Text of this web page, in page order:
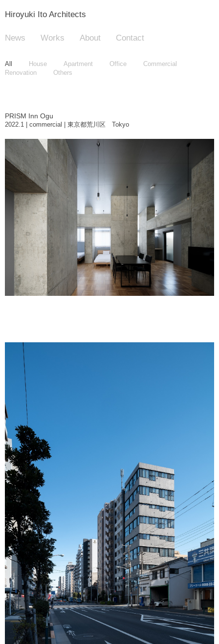
Hiroyuki Ito Architects
News Works About Contact
All House Apartment Office
Commercial
Renovation
Others
PRISM Inn Ogu
2022.1 | commercial | 東京都荒川区 Tokyo